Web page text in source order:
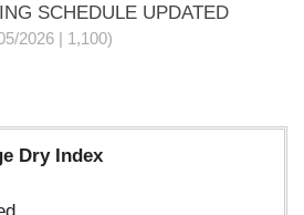
SCHEDULE UPDATED
2026 | 1,100)
Dry Index